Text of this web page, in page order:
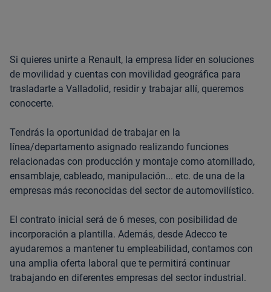
Si quieres unirte a Renault, la empresa líder en soluciones
de movilidad y cuentas con movilidad geográfica para
trasladarte a Valladolid, residir y trabajar allí, queremos
conocerte.
Tendrás la oportunidad de trabajar en la
línea/departamento asignado realizando funciones
relacionadas con producción y montaje como atornillado,
ensamblaje, cableado, manipulación... etc. de una de la
empresas más reconocidas del sector de automovilístico.
El contrato inicial será de 6 meses, con posibilidad de
incorporación a plantilla. Además, desde Adecco te
ayudaremos a mantener tu empleabilidad, contamos con
una amplia oferta laboral que te permitirá continuar
trabajando en diferentes empresas del sector industrial.